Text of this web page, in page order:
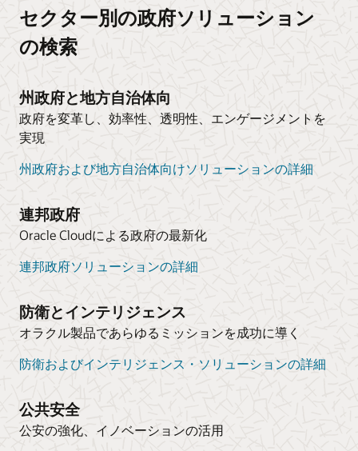
セクター別の政府ソリューション
の検索
州政府と地方自治体向
政府を変革し、効率性、透明性、エンゲージメントを
実現
州政府および地方自治体向けソリューションの詳細
連邦政府
Oracle Cloudによる政府の最新化
連邦政府ソリューションの詳細
防衛とインテリジェンス
オラクル製品であらゆるミッションを成功に導く
防衛およびインテリジェンス・ソリューションの詳細
公共安全
公安の強化、イノベーションの活用